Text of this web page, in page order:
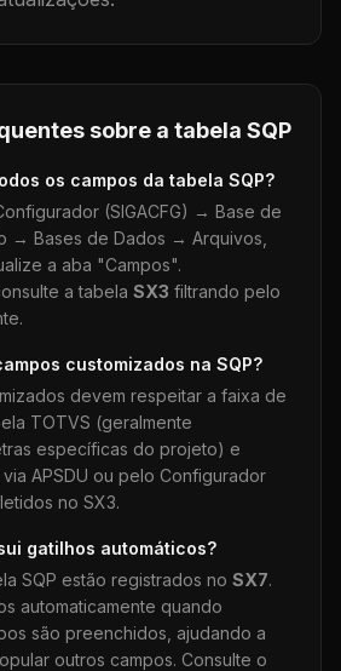
sobre a tabela SQP
os campos da tabela SQP?
(SIGACFG) → Base de
→ Bases de Dados → Arquivos,
a aba "Campos".
a tabela SX3 filtrando pelo
customizados na SQP?
devem respeitar a faixa de
TOTVS (geralmente
específicas do projeto) e
APSDU ou pelo Configurador
no SX3.
gatilhos automáticos?
SQP estão registrados no SX7.
automaticamente quando
são preenchidos, ajudando a
outros campos. Consulte o